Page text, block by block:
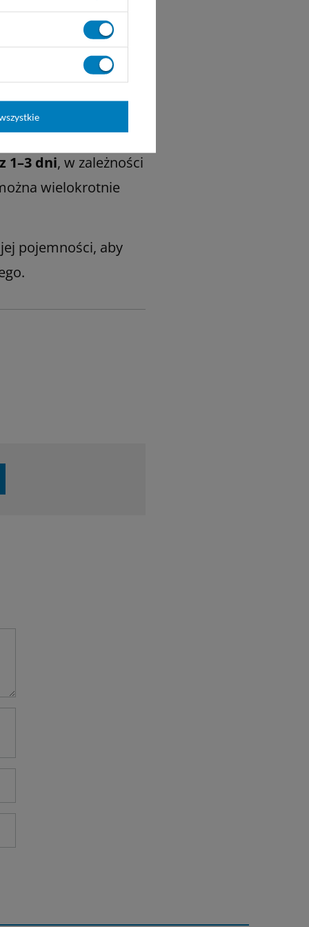
1–3 dni, w zależności
wielokrotnie
pojemności, aby